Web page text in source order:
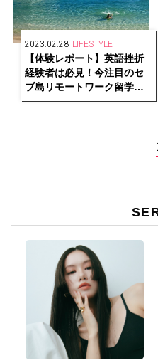
2023.02.28 LIFESTYLE
【体験レポート】英語挫折
経験者は必見！今注目のセ
ブ島リモートワーク留学
へ！